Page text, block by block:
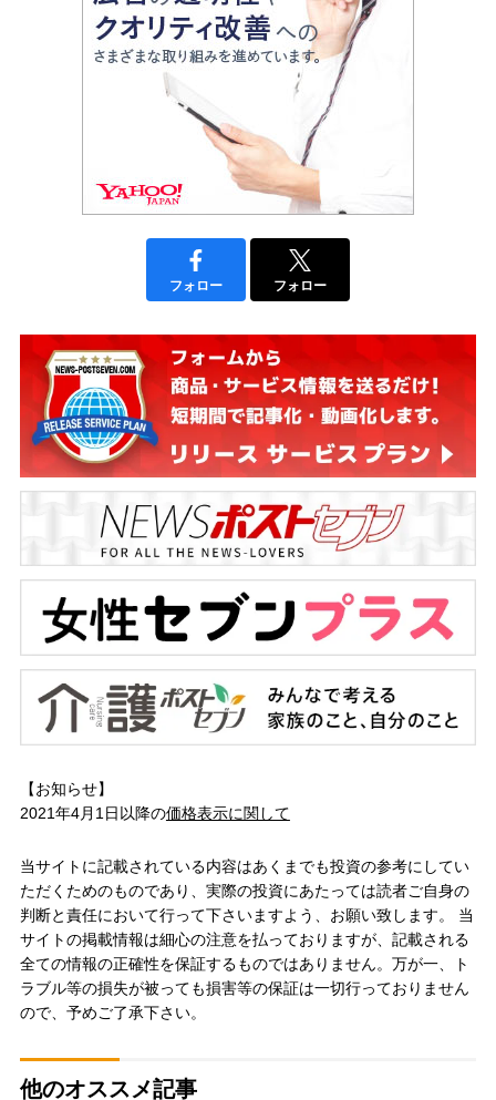
フォロー フォロー
【お知らせ】
2021年4月1日以降の価格表示に関して
当サイトに記載されている内容はあくまでも投資の参考にしてい
ただくためのものであり、実際の投資にあたっては読者ご自身の
判断と責任において行って下さいますよう、お願い致します。 当
サイトの掲載情報は細心の注意を払っておりますが、記載される
全ての情報の正確性を保証するものではありません。万が一、ト
ラブル等の損失が被っても損害等の保証は一切行っておりません
ので、予めご了承下さい。
他のオススメ記事